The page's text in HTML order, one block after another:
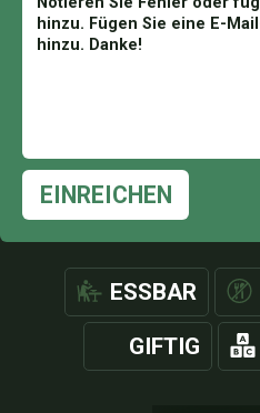
EINREICHEN
ESSBAR
GIFTIG